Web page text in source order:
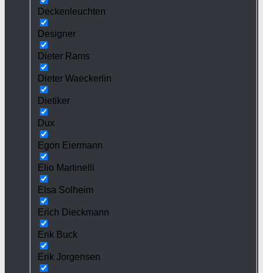
Deckenleuchten
Designer
Dieter Rams
Dieter Waeckerlin
Dietiker
Dux
Egon Eiermann
Elio Martinelli
Elsa Solheim
Erich Dieckmann
Erik Buck
Erik Jorgensen